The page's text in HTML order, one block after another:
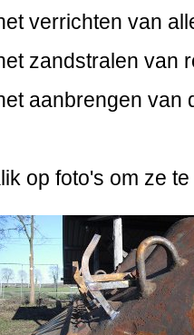
verrichten van
zandstralen van
aanbrengen van
op foto's om ze